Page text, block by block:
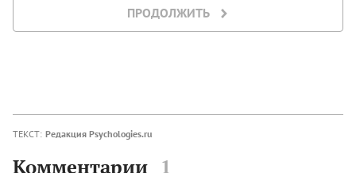
ПРОДОЛЖИТЬ
ТЕКСТ: Редакция Psychologies.ru
Комментарии 1